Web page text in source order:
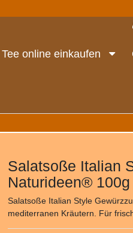
Tee online einkaufen
Salatsoße Italian
Naturideen® 100g
Salatsoße Italian Style
mediterranen Kräutern. Für